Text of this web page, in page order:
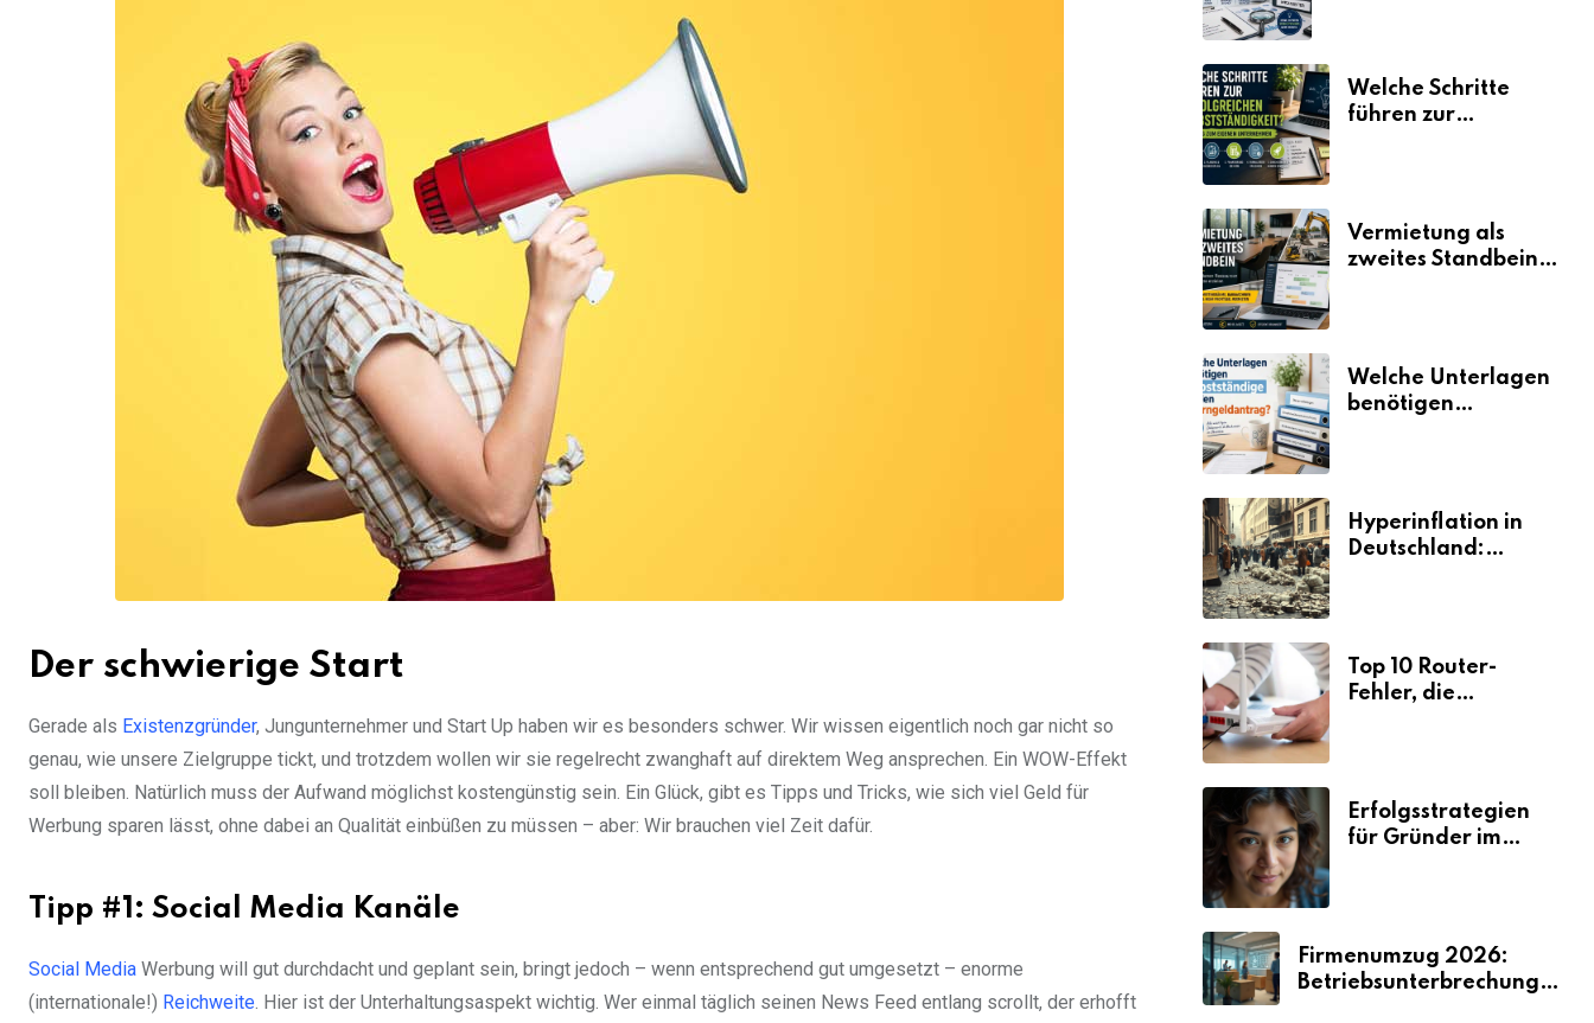
Der schwierige Start
Gerade als Existenzgründer, Jungunternehmer und Start Up haben wir es besonders schwer. Wir wissen eigentlich noch gar nicht so
genau, wie unsere Zielgruppe tickt, und trotzdem wollen wir sie regelrecht zwanghaft auf direktem Weg ansprechen. Ein WOW-Effekt
soll bleiben. Natürlich muss der Aufwand möglichst kostengünstig sein. Ein Glück, gibt es Tipps und Tricks, wie sich viel Geld für
Werbung sparen lässt, ohne dabei an Qualität einbüßen zu müssen – aber: Wir brauchen viel Zeit dafür.
Tipp #1: Social Media Kanäle
Social Media Werbung will gut durchdacht und geplant sein, bringt jedoch – wenn entsprechend gut umgesetzt – enorme
(internationale!) Reichweite. Hier ist der Unterhaltungsaspekt wichtig. Wer einmal täglich seinen News Feed entlang scrollt, der erhofft
Welche Schritte
führen zur
Vermietung als
zweites Standbein:
Umsätze machen
Welche Unterlagen
benötigen
Hyperinflation in
Deutschland:
Top 10 Router-
Fehler, die
Erfolgsstrategien
für Gründer im
Firmenumzug 2026:
Betriebsunterbrechungen